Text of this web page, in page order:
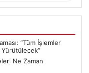
“Tüm İşlemler
Ne Zaman